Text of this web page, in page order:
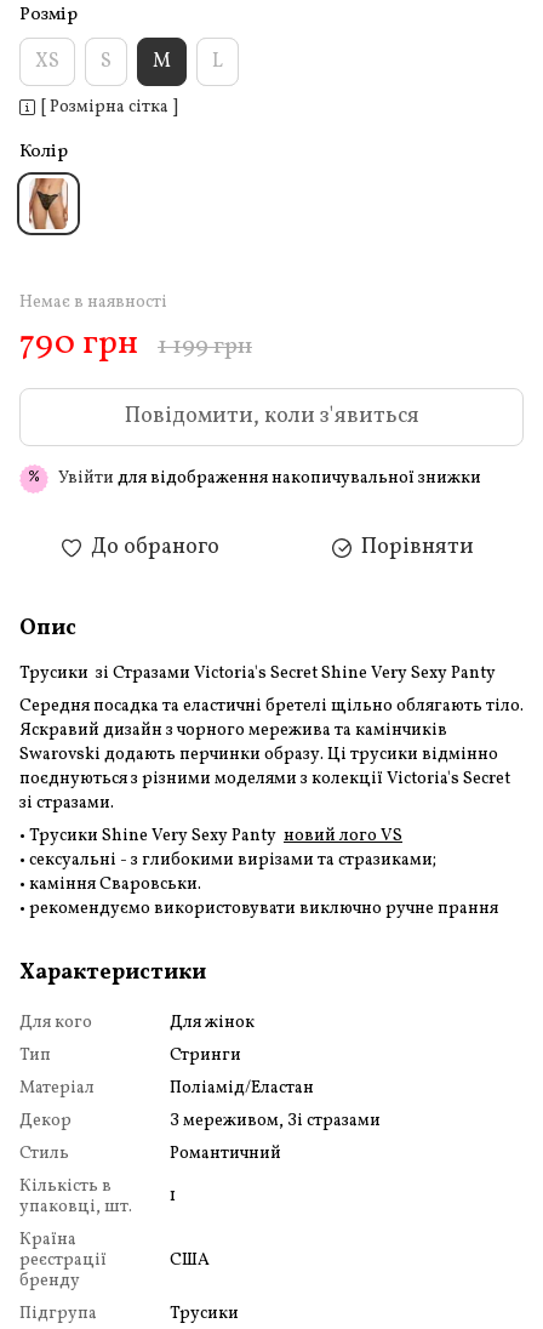
Розмір
XS S M L
[ Розмірна сітка ]
Колір
Немає в наявності
790 грн 1 199 грн
Повідомити, коли з'явиться
% Увійти для відображення накопичувальної знижки
До обраного Порівняти
Опис
Трусики зі Стразами Victoria's Secret Shine Very Sexy Panty
Середня посадка та еластичні бретелі щільно облягають тіло.
Яскравий дизайн з чорного мережива та камінчиків
Swarovski додають перчинки образу. Ці трусики відмінно
поєднуються з різними моделями з колекції Victoria's Secret
зі стразами.
• Трусики Shine Very Sexy Panty новий лого VS
• сексуальні - з глибокими вирізами та стразиками;
• каміння Сваровськи.
• рекомендуємо використовувати виключно ручне прання
Характеристики
Для кого
Для жінок
Тип
Стринги
Матеріал
Поліамід/Еластан
Декор
З мереживом, Зі стразами
Стиль
Романтичний
Кількість в
упаковці, шт.
1
Країна
реєстрації
бренду
США
Підгрупа Трусики